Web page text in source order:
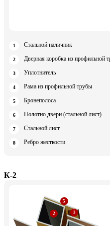
Стальной наличник
Дверная коробка из профильной
Уплотнитель
Рама из профильной трубы
Бронеполоса
Полотно двери (стальной лист)
Стальной лист
Ребро жесткости
К-2